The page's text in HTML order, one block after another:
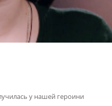
у нашей героини